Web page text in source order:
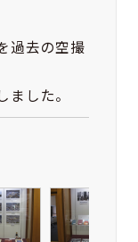
過去の空撮
ました。